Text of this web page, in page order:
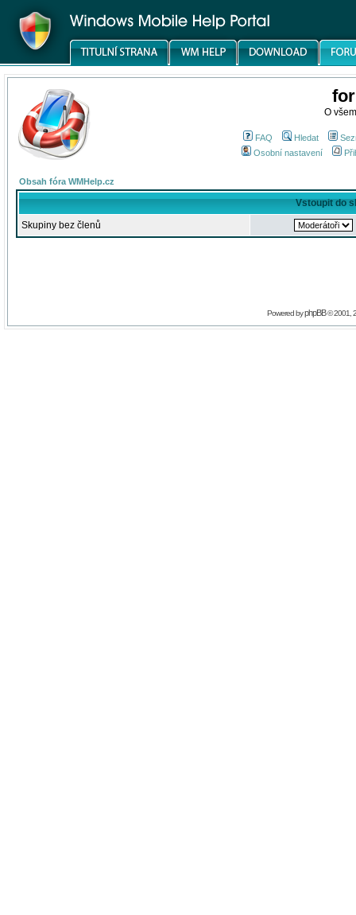
O
FAQ Hledat
Osobní nastavení
Obsah fóra WMHelp.cz
Vstoupit do
Skupiny bez členů
Powered byphpBB© 2001,